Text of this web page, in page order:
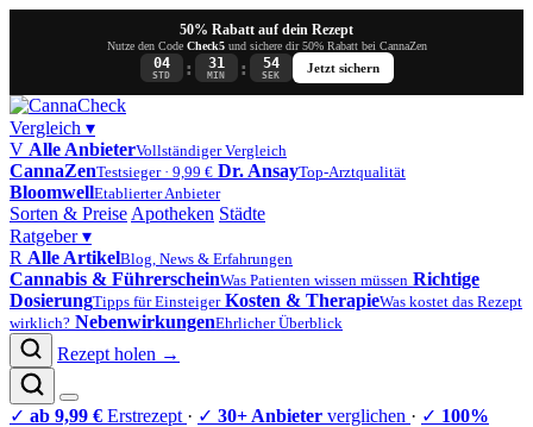
50% Rabatt auf dein Rezept
Nutze den Code Check5und sichere dir 50% Rabatt bei CannaZen
04
STD : 31
MIN : 54
SEK
Jetzt sichern
Vergleich ▾
V Alle AnbieterVollständiger Vergleich
CannaZenTestsieger · 9,99 € Dr. AnsayTop-Arztqualität
BloomwellEtablierter Anbieter
Sorten & Preise Apotheken Städte
Ratgeber▾
R Alle ArtikelBlog, News & Erfahrungen
Cannabis & FührerscheinWas Patienten wissen müssen Richtige
DosierungTipps für Einsteiger Kosten & TherapieWas kostet das Rezept
wirklich? NebenwirkungenEhrlicher Überblick
Rezept holen →
✓ ab 9,99 € Erstrezept · ✓ 30+ Anbieter verglichen · ✓ 100%